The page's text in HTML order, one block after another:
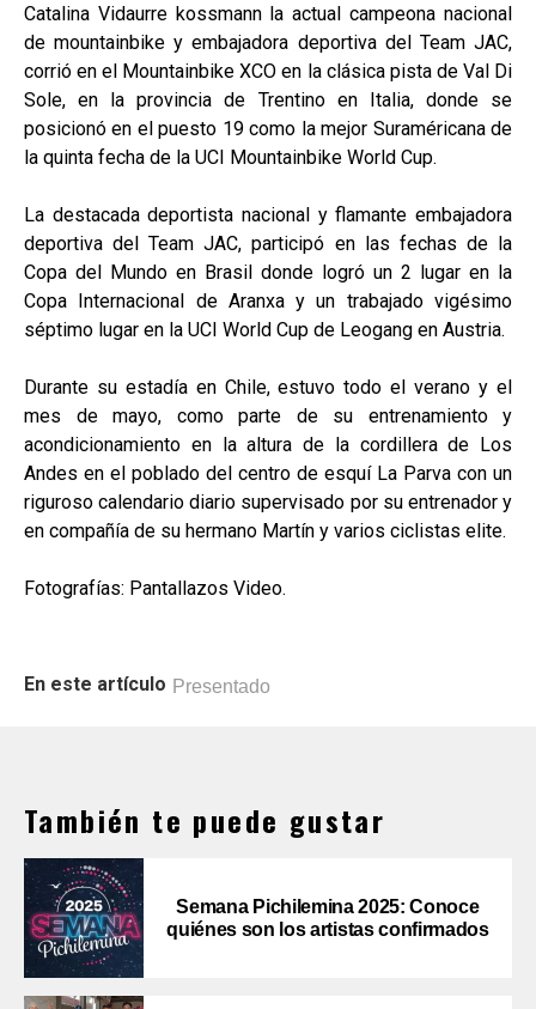
Catalina Vidaurre kossmann la actual campeona nacional
de mountainbike y embajadora deportiva del Team JAC,
corrió en el Mountainbike XCO en la clásica pista de Val Di
Sole, en la provincia de Trentino en Italia, donde se
posicionó en el puesto 19 como la mejor Suraméricana de
la quinta fecha de la UCI Mountainbike World Cup.
La destacada deportista nacional y flamante embajadora
deportiva del Team JAC, participó en las fechas de la
Copa del Mundo en Brasil donde logró un 2 lugar en la
Copa Internacional de Aranxa y un trabajado vigésimo
séptimo lugar en la UCI World Cup de Leogang en Austria.
Durante su estadía en Chile, estuvo todo el verano y el
mes de mayo, como parte de su entrenamiento y
acondicionamiento en la altura de la cordillera de Los
Andes en el poblado del centro de esquí La Parva con un
riguroso calendario diario supervisado por su entrenador y
en compañía de su hermano Martín y varios ciclistas elite.
Fotografías: Pantallazos Video.
En este artículo Presentado
También te puede gustar
Semana Pichilemina 2025: Conoce
quiénes son los artistas confirmados